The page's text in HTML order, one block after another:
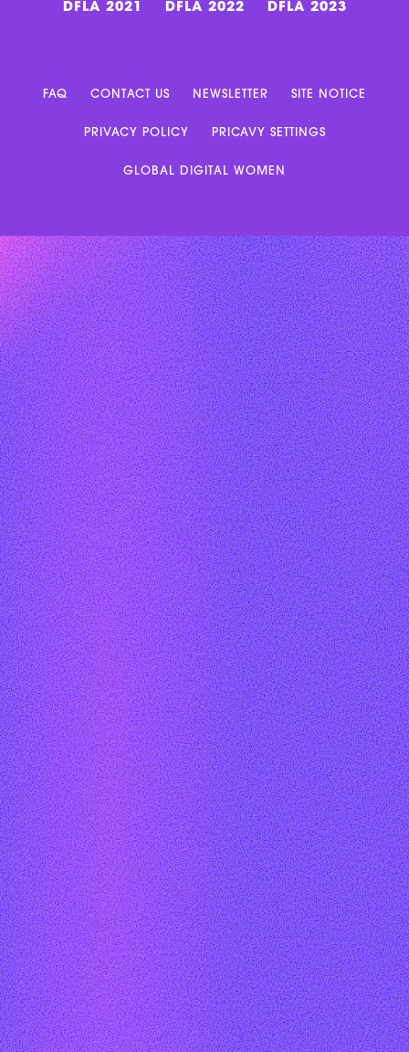
DFLA 2021 DFLA 2022 DFLA 2023
FAQ CONTACT US NEWSLETTER SITE NOTICE
PRIVACY POLICY PRICAVY SETTINGS
GLOBAL DIGITAL WOMEN